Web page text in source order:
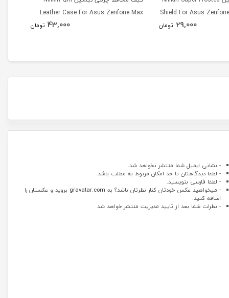
Shield For Asus
29,000 تومان
Leather Case For Asus Zenfone Max
43,000 تومان
- نشانی ایمیل شما منتشر نخواهد شد.
- لطفا دیدگاهتان تا حد امکان مربوط به مطلب باشد.
- لطفا فارسی بنویسید.
- میخواهید عکس خودتان کنار نظرتان باشد؟ به gravatar.com بروید و عکستان را
اضافه کنید.
- نظرات شما بعد از تایید مدیریت منتشر خواهد شد